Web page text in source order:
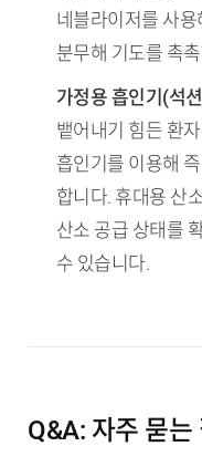
네블라이저를 사용
분무해 기도를 촉
가정용 흡인기(석
뱉어내기 힘든 환
흡인기를 이용해
합니다. 휴대용 산
산소 공급 상태를
수 있습니다.
Q&A: 자주 묻는